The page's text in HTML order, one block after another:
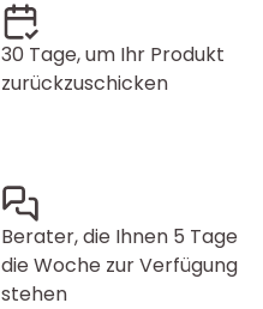
30 Tage, um Ihr Produkt
zurückzuschicken
Berater, die Ihnen 5 Tage
die Woche zur Verfügung
stehen